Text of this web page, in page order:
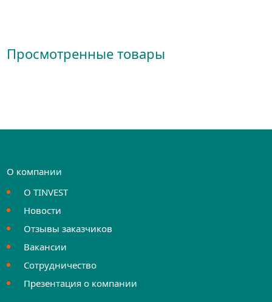
Просмотренные товары
О компании
О TINVEST
Новости
Отзывы заказчиков
Вакансии
Сотрудничество
Презентация о компании